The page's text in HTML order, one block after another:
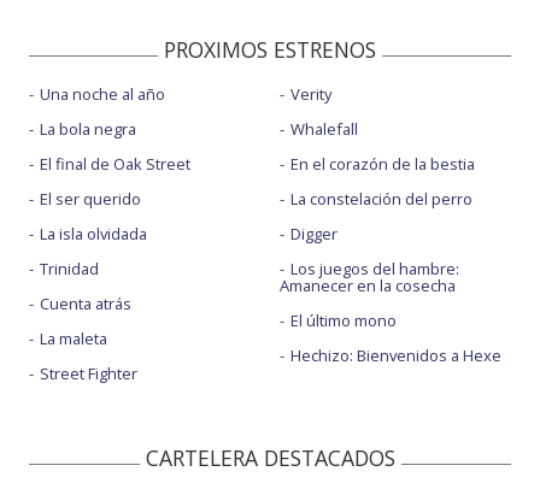
PROXIMOS ESTRENOS
Una noche al año
La bola negra
El final de Oak Street
El ser querido
La isla olvidada
Trinidad
Cuenta atrás
La maleta
Street Fighter
Verity
Whalefall
En el corazón de la bestia
La constelación del perro
Digger
Los juegos del hambre:
Amanecer en la cosecha
El último mono
Hechizo: Bienvenidos a Hexe
CARTELERA DESTACADOS